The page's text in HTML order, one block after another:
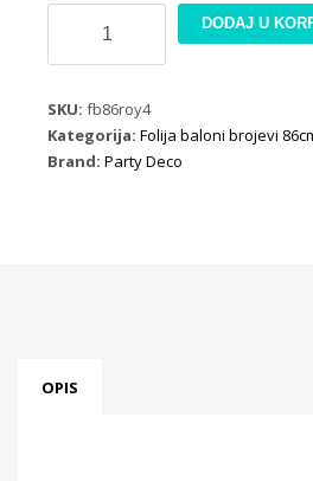
4
plava
saten
86cm
DODAJ U
SKU: fb86roy4
Kategorija: Folija baloni brojevi
Brand: Party Deco
OPIS